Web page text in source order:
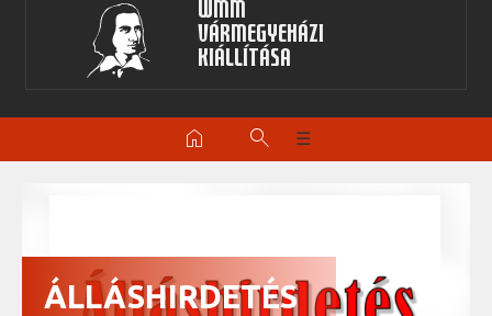
WMM
Vármegyeházi
kiállítása
home search ☰
ÁLLÁSHIRDETÉS